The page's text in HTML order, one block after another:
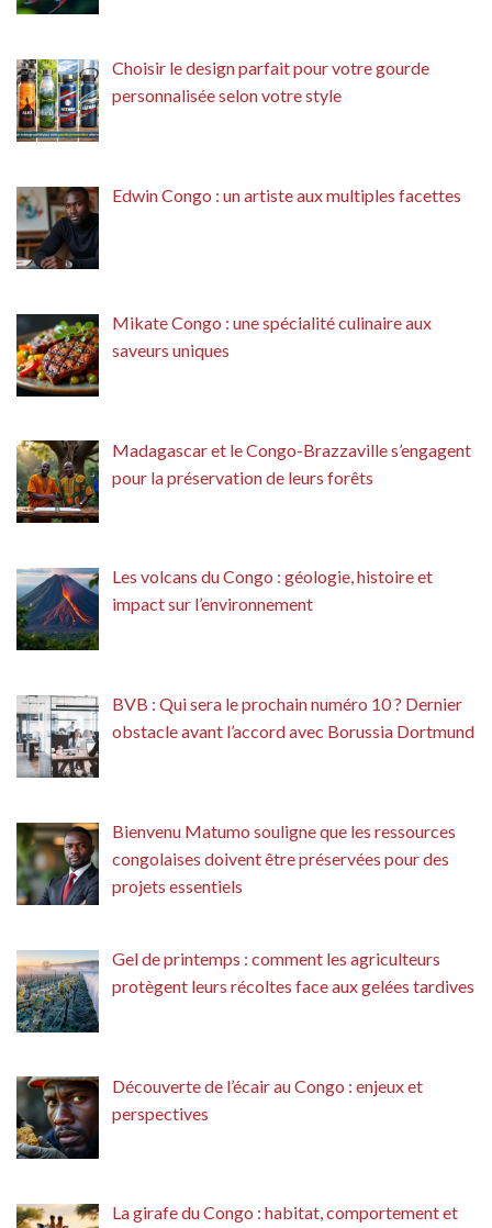
Choisir le design parfait pour votre gourde
personnalisée selon votre style
Edwin Congo : un artiste aux multiples facettes
Mikate Congo : une spécialité culinaire aux
saveurs uniques
Madagascar et le Congo-Brazzaville s’engagent
pour la préservation de leurs forêts
Les volcans du Congo : géologie, histoire et
impact sur l’environnement
BVB : Qui sera le prochain numéro 10 ? Dernier
obstacle avant l’accord avec Borussia Dortmund
Bienvenu Matumo souligne que les ressources
congolaises doivent être préservées pour des
projets essentiels
Gel de printemps : comment les agriculteurs
protègent leurs récoltes face aux gelées tardives
Découverte de l’écair au Congo : enjeux et
perspectives
La girafe du Congo : habitat, comportement et